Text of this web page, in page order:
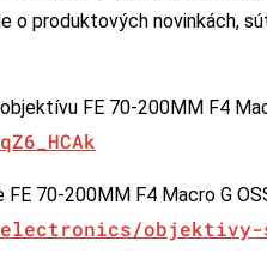
o produktových novinkách,
FE 70-200MM F4
70-200MM F4 Macro G
objektivy-